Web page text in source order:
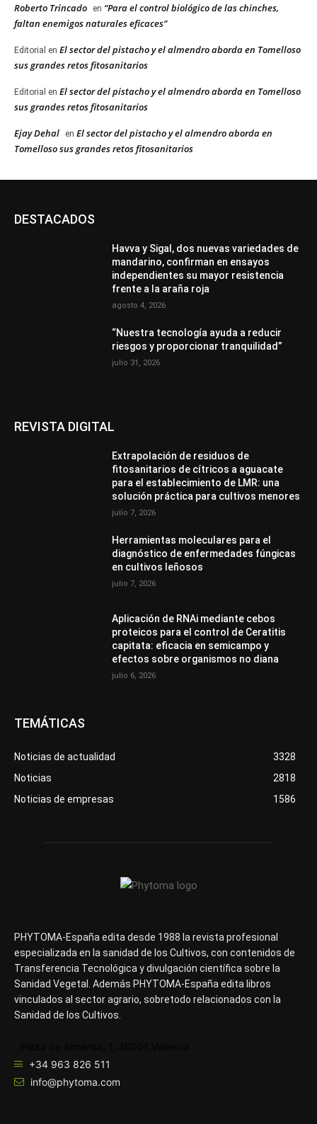
Roberto Trincado en “Para el control biológico de las chinches,
faltan enemigos naturales eficaces”
Editorial en El sector del pistacho y el almendro aborda en Tomelloso
sus grandes retos fitosanitarios
Editorial en El sector del pistacho y el almendro aborda en Tomelloso
sus grandes retos fitosanitarios
Ejay Dehal en El sector del pistacho y el almendro aborda en
Tomelloso sus grandes retos fitosanitarios
DESTACADOS
Havva y Sigal, dos nuevas variedades de
mandarino, confirman en ensayos
independientes su mayor resistencia
frente a la araña roja
agosto 4, 2026
“Nuestra tecnología ayuda a reducir
riesgos y proporcionar tranquilidad”
julio 31, 2026
REVISTA DIGITAL
Extrapolación de residuos de
fitosanitarios de cítricos a aguacate
para el establecimiento de LMR: una
solución práctica para cultivos menores
julio 7, 2026
Herramientas moleculares para el
diagnóstico de enfermedades fúngicas
en cultivos leñosos
julio 7, 2026
Aplicación de RNAi mediante cebos
proteicos para el control de Ceratitis
capitata: eficacia en semicampo y
efectos sobre organismos no diana
julio 6, 2026
TEMÁTICAS
Noticias de actualidad
3328
Noticias
2818
Noticias de empresas
1586
PHYTOMA-España edita desde 1988 la revista profesional
especializada en la sanidad de los Cultivos, con contenidos de
Transferencia Tecnológica y divulgación científica sobre la
Sanidad Vegetal. Además PHYTOMA-España edita libros
vinculados al sector agrario, sobretodo relacionados con la
Sanidad de los Cultivos.
+34 963 826 511
info@phytoma.com